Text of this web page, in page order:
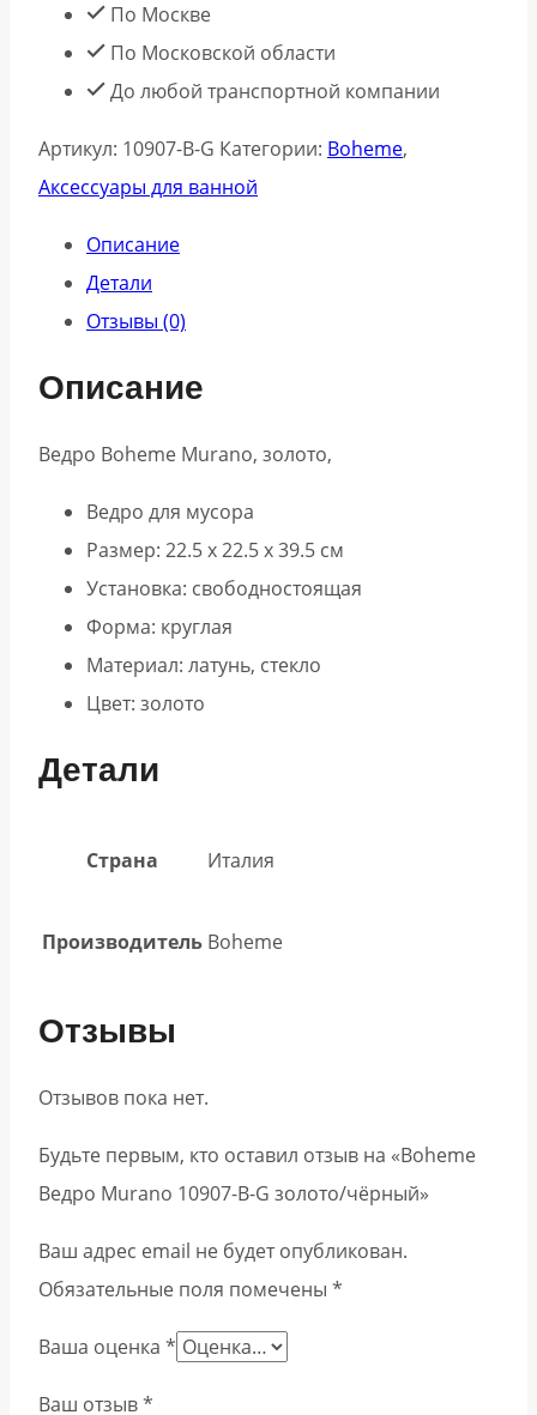
По Москве
По Московской области
До любой транспортной компании
Артикул: 10907-B-G Категории: Boheme,
Аксессуары для ванной
Описание
Детали
Отзывы (0)
Описание
Ведро Boheme Murano, золото,
Ведро для мусора
Размер: 22.5 x 22.5 x 39.5 см
Установка: свободностоящая
Форма: круглая
Материал: латунь, стекло
Цвет: золото
Детали
Страна Италия
Производитель Boheme
Отзывы
Отзывов пока нет.
Будьте первым, кто оставил отзыв на «Boheme
Ведро Murano 10907-B-G золото/чёрный»
Ваш адрес email не будет опубликован.
Обязательные поля помечены *
Ваша оценка *
Ваш отзыв*